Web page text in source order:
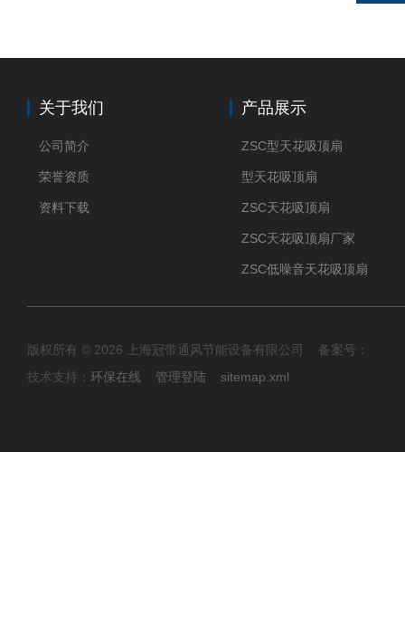
关于我们
公司简介
荣誉资质
资料下载
产品展示
ZSC型天花吸顶扇
型天花吸顶扇
ZSC天花吸顶扇
ZSC天花吸顶扇厂家
ZSC低噪音天花吸顶扇
版权所有 © 2026 上海冠带通风节能设备有限公司 备案号：
技术支持： 环保在线 管理登陆 sitemap.xml